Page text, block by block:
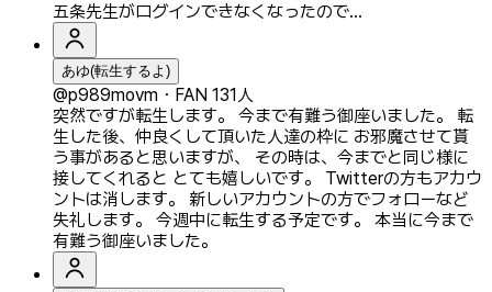
五条先生がログインできなくなったので…
あゆ(転生するよ)
@p989movm ・ FAN 131人
突然ですが転生します。 今まで有難う御座いました。 転
生した後、仲良くして頂いた人達の枠に お邪魔させて貰
う事があると思いますが、 その時は、今までと同じ様に
接してくれると とても嬉しいです。 Twitterの方もアカウ
ントは消します。 新しいアカウントの方でフォローなど
失礼します。 今週中に転生する予定です。 本当に今まで
有難う御座いました。